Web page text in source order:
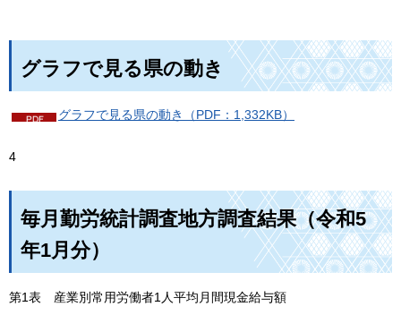
グラフで見る県の動き
グラフで見る県の動き（PDF：1,332KB）
4
毎月勤労統計調査地方調査結果（令和5
年1月分）
第1表 産業別常用労働者1人平均月間現金給与額